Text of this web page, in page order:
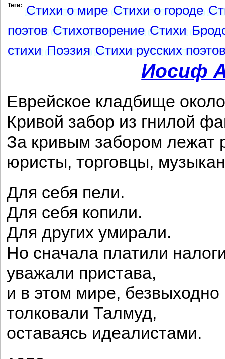
Теги: Стихи о мире Стихи о городе
поэтов Стихотворение Стихи
стихи Поэзия Стихи русских
Иосиф
Еврейское кладбище
Кривой забор из гнилой
За кривым забором лежат
юристы, торговцы,
Для себя пели.
Для себя копили.
Для других умирали.
Но сначала платили
уважали пристава,
и в этом мире,
толковали Талмуд,
оставаясь идеалистами.